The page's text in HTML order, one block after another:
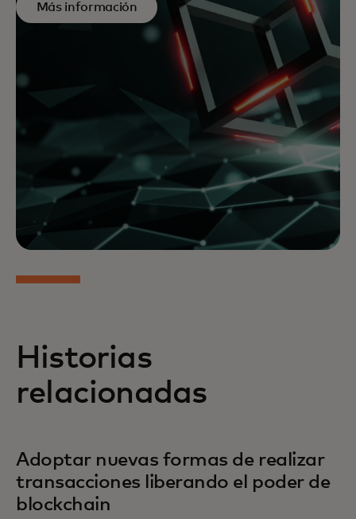
Más información
Historias
relacionadas
Adoptar nuevas formas de realizar
transacciones liberando el poder de
blockchain